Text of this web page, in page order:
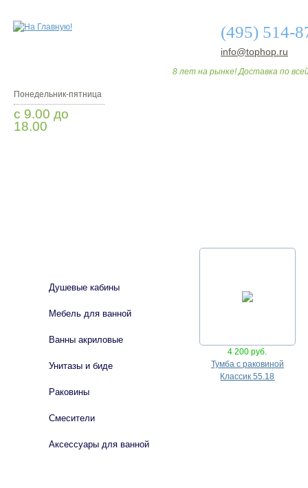
(495) 514-
info@tophop.ru
8 лет на рынке! Доставка по
Понедельник-пятница
с 9.00 до
18.00
4 200 руб.
Тумба с раковиной
Классик 55.18
Душевые кабины
Мебель для ванной
Ванны акриловые
Унитазы и биде
Раковины
Смесители
Аксессуары для ванной